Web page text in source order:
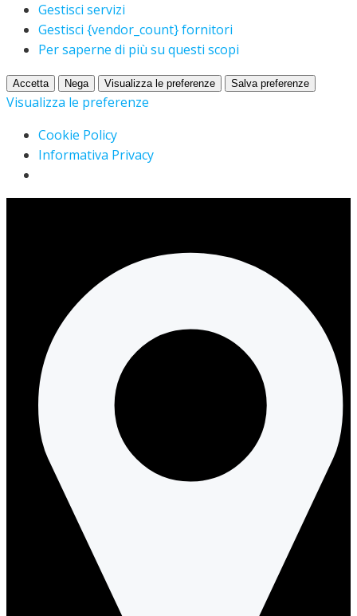
Gestisci servizi
Gestisci {vendor_count} fornitori
Per saperne di più su questi scopi
Accetta Nega Visualizza le preferenze Salva preferenze
Visualizza le preferenze
Cookie Policy
Informativa Privacy